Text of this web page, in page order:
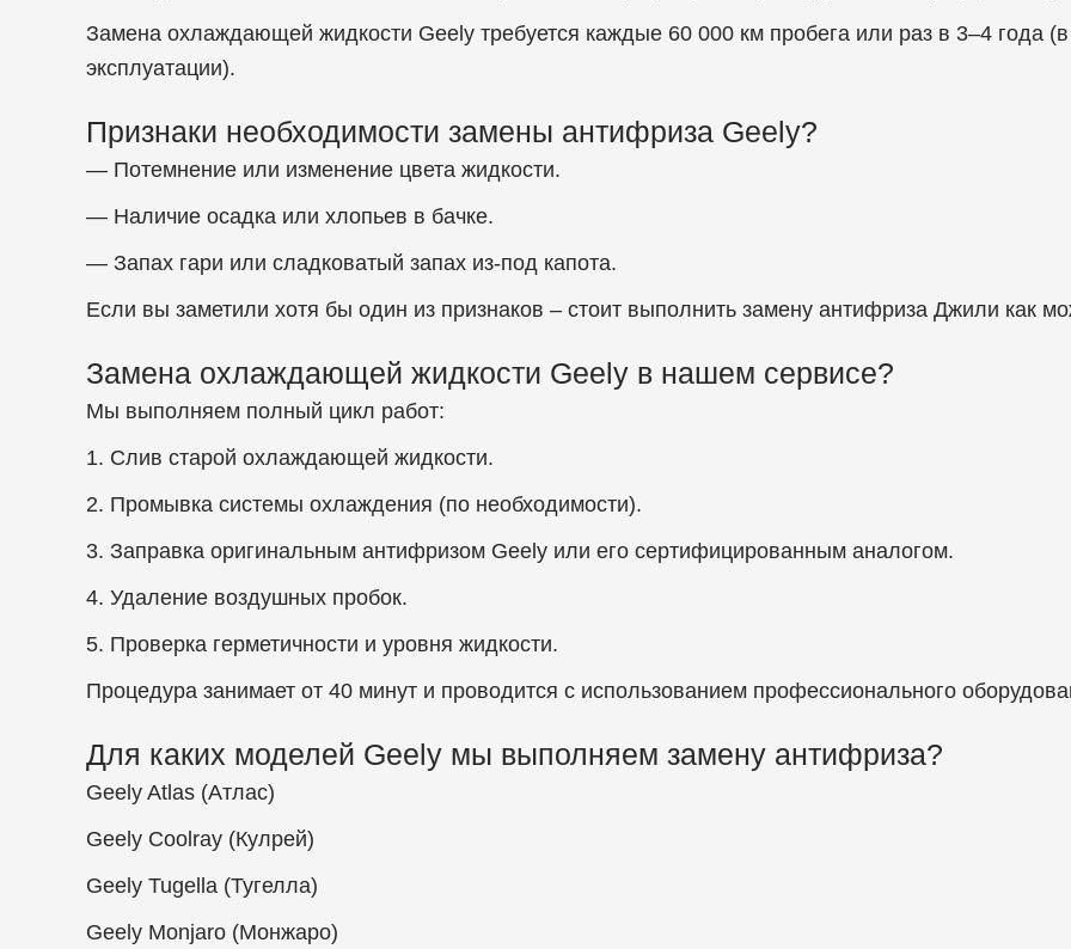
Замена охлаждающей жидкости Geely требуется каждые 60 000 км пробега или раз в 3–4 года
эксплуатации).
Признаки необходимости замены антифриза Geely?
— Потемнение или изменение цвета жидкости.
— Наличие осадка или хлопьев в бачке.
— Запах гари или сладковатый запах из-под капота.
Если вы заметили хотя бы один из признаков – стоит выполнить замену антифриза Джили как
Замена охлаждающей жидкости Geely в нашем сервисе?
Мы выполняем полный цикл работ:
1. Слив старой охлаждающей жидкости.
2. Промывка системы охлаждения (по необходимости).
3. Заправка оригинальным антифризом Geely или его сертифицированным аналогом.
4. Удаление воздушных пробок.
5. Проверка герметичности и уровня жидкости.
Процедура занимает от 40 минут и проводится с использованием профессионального
Для каких моделей Geely мы выполняем замену антифриза?
Geely Atlas (Атлас)
Geely Coolray (Кулрей)
Geely Tugella (Тугелла)
Geely Monjaro (Монжаро)